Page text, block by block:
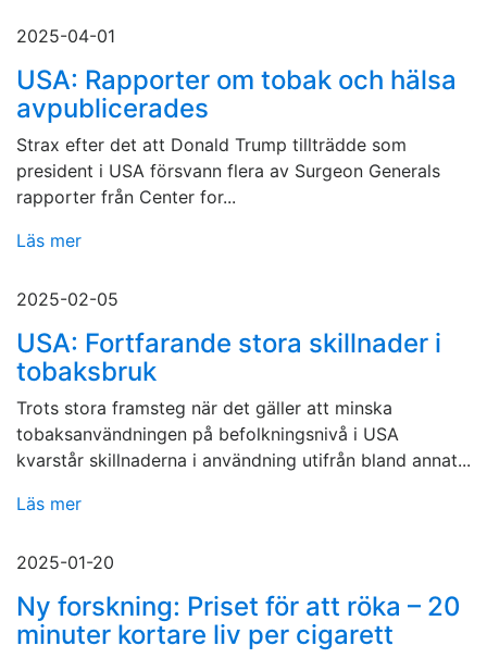
2025-04-01
USA: Rapporter om tobak och hälsa
avpublicerades
Strax efter det att Donald Trump tillträdde som
president i USA försvann flera av Surgeon Generals
rapporter från Center for...
Läs mer
2025-02-05
USA: Fortfarande stora skillnader i
tobaksbruk
Trots stora framsteg när det gäller att minska
tobaksanvändningen på befolkningsnivå i USA
kvarstår skillnaderna i användning utifrån bland annat...
Läs mer
2025-01-20
Ny forskning: Priset för att röka – 20
minuter kortare liv per cigarett